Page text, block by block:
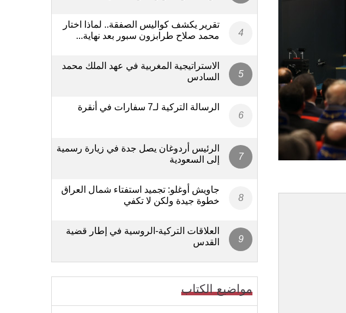
تقرير يكشف كواليس الصفقة.. لماذا اختار
محمد صلاح طرابزون سبور بعد نهاية...
الاستراتيجية المغربية في عهد الملك محمد
السادس
الرسالة التركية لـ7 سفارات في أنقرة
الرئيس أردوغان يصل جدة في زيارة رسمية
إلى السعودية
جاويش أوغلو: تجميد استفتاء شمال العراق
خطوة جيدة ولكن لا تكفي
العلاقات التركية-الروسية في إطار قضية
القدس
مواضيع الكتاب